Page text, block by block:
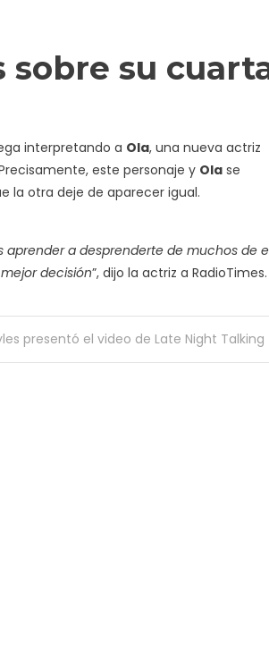
sobre su
interpretando a Ola, una nueva actriz
este personaje y Ola se
la otra deje de aparecer igual.
a desprenderte de muchos de
decisión”, dijo la actriz a RadioTimes.
presentó el video de Late Night Talking